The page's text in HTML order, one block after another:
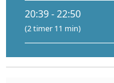
20:39 - 22:50
(2 timer 11 min)